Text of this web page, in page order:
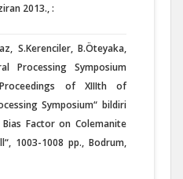
2013., :
S.Kerenciler, B.Öteyaka,
Processing Symposium
of XIIIth of
Symposium“ bildiri
Bias Factor on Colemanite
1003-1008 pp., Bodrum,